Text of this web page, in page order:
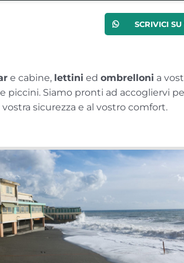
SCRIVICI
e cabine, lettini ed ombrelloni a
Siamo pronti ad accogliervi
sicurezza e al vostro comfort.